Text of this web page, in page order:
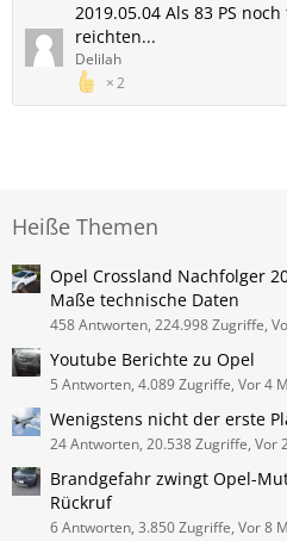
2019.05.04 Als 83 PS
reichten...
2
Delilah
Heiße Themen
Opel Crossland Nachfolger
Maße technische Daten
458 Antworten, 224.998 Zugriffe,
Youtube Berichte zu Opel
5 Antworten, 4.089 Zugriffe, Vor 4
Wenigstens nicht der erste
24 Antworten, 20.538 Zugriffe, Vor
Brandgefahr zwingt Opel-
Rückruf
6 Antworten, 3.850 Zugriffe, Vor 8